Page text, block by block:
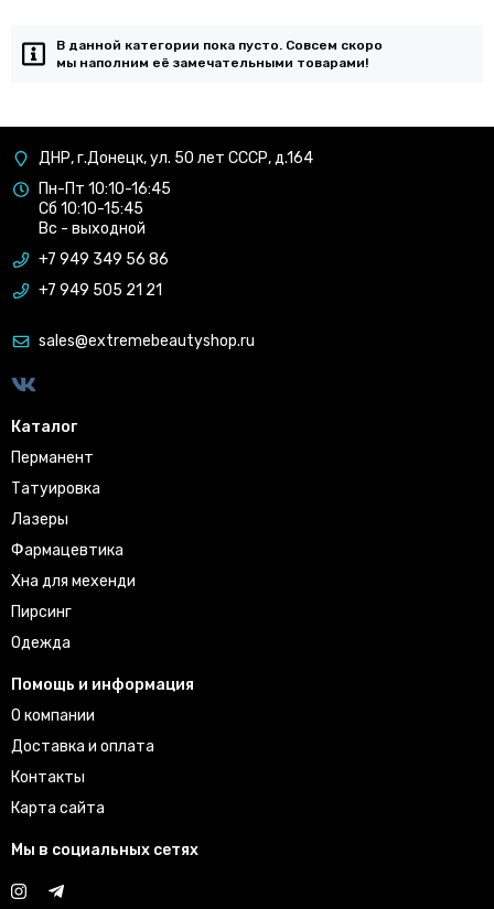
В данной категории пока пусто. Совсем скоро
мы наполним её замечательными товарами!
ДНР, г.Донецк, ул. 50 лет СССР, д.164
Пн-Пт 10:10-16:45
Сб 10:10-15:45
Вс - выходной
+7 949 349 56 86
+7 949 505 21 21
sales@extremebeautyshop.ru
Каталог
Перманент
Татуировка
Лазеры
Фармацевтика
Хна для мехенди
Пирсинг
Одежда
Помощь и информация
О компании
Доставка и оплата
Контакты
Карта сайта
Мы в социальных сетях